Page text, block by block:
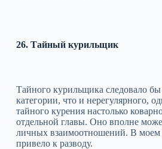
26. Тайный курильщик
Тайного курильщика следовало
категории, что и нерегулярного,
тайного курения настолько
отдельной главы. Оно вполне
личных взаимоотношений. В моем
привело к разводу.